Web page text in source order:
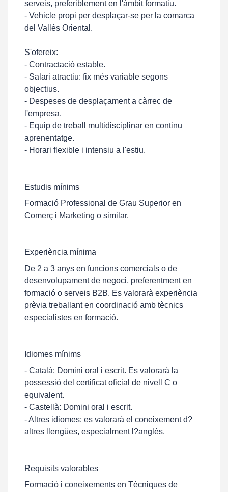
serveis, preferiblement en l'àmbit formatiu.
- Vehicle propi per desplaçar-se per la comarca
del Vallès Oriental.
S'ofereix:
- Contractació estable.
- Salari atractiu: fix més variable segons
objectius.
- Despeses de desplaçament a càrrec de
l'empresa.
- Equip de treball multidisciplinar en continu
aprenentatge.
- Horari flexible i intensiu a l'estiu.
Estudis mínims
Formació Professional de Grau Superior en
Comerç i Marketing o similar.
Experiència mínima
De 2 a 3 anys en funcions comercials o de
desenvolupament de negoci, preferentment en
formació o serveis B2B. Es valorarà experiència
prèvia treballant en coordinació amb tècnics
especialistes en formació.
Idiomes mínims
- Català: Domini oral i escrit. Es valorarà la
possessió del certificat oficial de nivell C o
equivalent.
- Castellà: Domini oral i escrit.
- Altres idiomes: es valorarà el coneixement d?
altres llengües, especialment l?anglès.
Requisits valorables
Formació i coneixements en Tècniques de